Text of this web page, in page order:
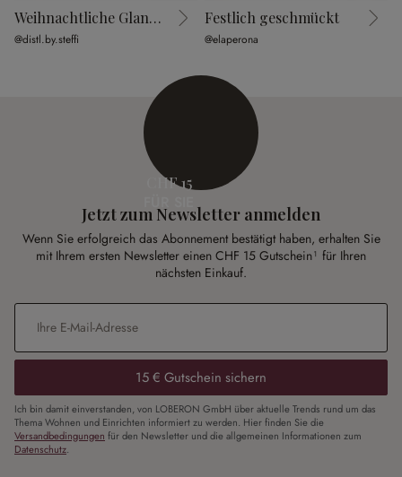
Weihnachtliche Glanzmomente
@distl.by.steffi
Festlich geschmückt
@elaperona
CHF 15
Jetzt zum Newsletter anmelden
Wenn Sie erfolgreich das Abonnement bestätigt haben, erhalten Sie
mit Ihrem ersten Newsletter einen CHF 15 Gutschein¹ für Ihren
nächsten Einkauf.
E-Mail-Adresse
15 € Gutschein sichern
Ich bin damit einverstanden, von LOBERON GmbH über aktuelle Trends rund um das
Thema Wohnen und Einrichten informiert zu werden. Hier finden Sie die
Versandbedingungen für den Newsletter und die allgemeinen Informationen zum
Datenschutz.